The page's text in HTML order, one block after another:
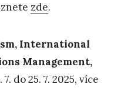
zde.
International
Management,
do 25. 7. 2025, více